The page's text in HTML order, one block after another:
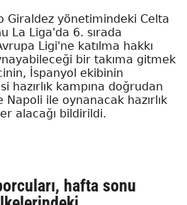
Giraldez yönetimindeki Celta
La Liga'da 6. sırada
Ligi'ne katılma hakkı
bir takıma gitmek
İspanyol ekibinin
hazırlık kampına doğrudan
Napoli ile oynanacak hazırlık
alacağı bildirildi.
hafta sonu